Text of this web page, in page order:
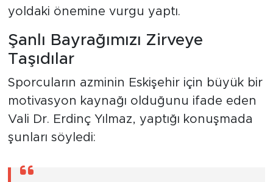
yoldaki önemine vurgu yaptı.
Şanlı Bayrağımızı Zirveye
Taşıdılar
Sporcuların azminin Eskişehir için büyük bir
motivasyon kaynağı olduğunu ifade eden
Vali Dr. Erdinç Yılmaz, yaptığı konuşmada
şunları söyledi: